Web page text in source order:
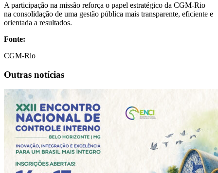
A participação na missão reforça o papel estratégico da CGM-Rio
na consolidação de uma gestão pública mais transparente, eficiente e
orientada a resultados.
Fonte:
CGM-Rio
Outras notícias